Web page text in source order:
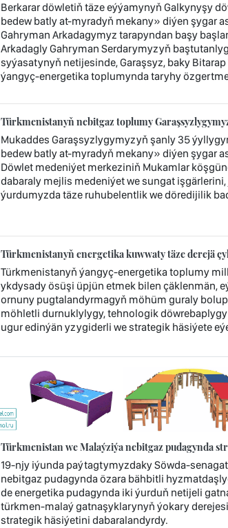
Berkarar döwletiň täze eýýamynyň Galkynyşy
bedew batly at-myradyň mekany» diýen şygar
Gahryman Arkadagymyz tarapyndan başy
Arkadagly Gahryman Serdarymyzyň
syýasatynyň netijesinde, Garaşsyz, baky
ýangyç-energetika toplumynda taryhy
Türkmenistanyň nebitgaz toplumy
Mukaddes Garaşsyzlygymyzyň şanly 35
bedew batly at-myradyň mekany» diýen şygar
Döwlet medeniýet merkeziniň Mukamlar
dabaraly mejlis medeniýet we sungat
ýurdumyzda täze ruhubelentlik we döredijilik
Türkmenistanyň energetika kuwwaty täze derejä
Türkmenistanyň ýangyç-energetika toplumy
ykdysady ösüşi üpjün etmek bilen çäklenmän,
ornuny pugtalandyrmagyň möhüm guraly
möhletli durnuklylygy, tehnologik
ugur edinýän yzygiderli we strategik häsiýete
Türkmenistan we Malaýziýa nebitgaz pudagynda
19-njy iýunda paýtagtymyzdaky Söwda-
nebitgaz pudagynda özara bähbitli
de energetika pudagynda iki ýurduň netijeli
türkmen-malaý gatnaşyklarynyň ýokary
strategik häsiýetini dabaralandyrdy.